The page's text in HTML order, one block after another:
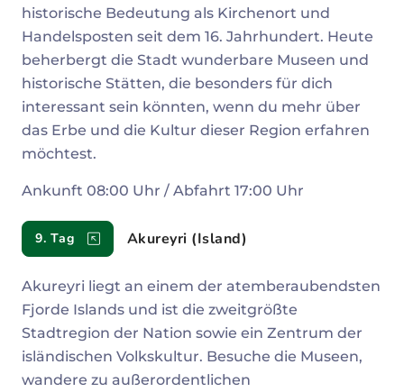
historische Bedeutung als Kirchenort und
Handelsposten seit dem 16. Jahrhundert. Heute
beherbergt die Stadt wunderbare Museen und
historische Stätten, die besonders für dich
interessant sein könnten, wenn du mehr über
das Erbe und die Kultur dieser Region erfahren
möchtest.
Ankunft 08:00 Uhr / Abfahrt 17:00 Uhr
9. Tag Akureyri (Island)
Akureyri liegt an einem der atemberaubendsten
Fjorde Islands und ist die zweitgrößte
Stadtregion der Nation sowie ein Zentrum der
isländischen Volkskultur. Besuche die Museen,
wandere zu außerordentlichen